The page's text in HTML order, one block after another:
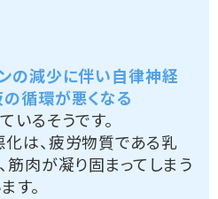
の減少に伴い自律神経
循環が悪くなる
いるそうです。
は、疲労物質である乳
筋肉が凝り固まってしまう
す。